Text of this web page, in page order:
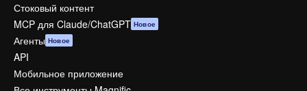
Стоковый контент
MCP для Claude/ChatGPT Новое
Агенты Новое
API
Мобильное приложение